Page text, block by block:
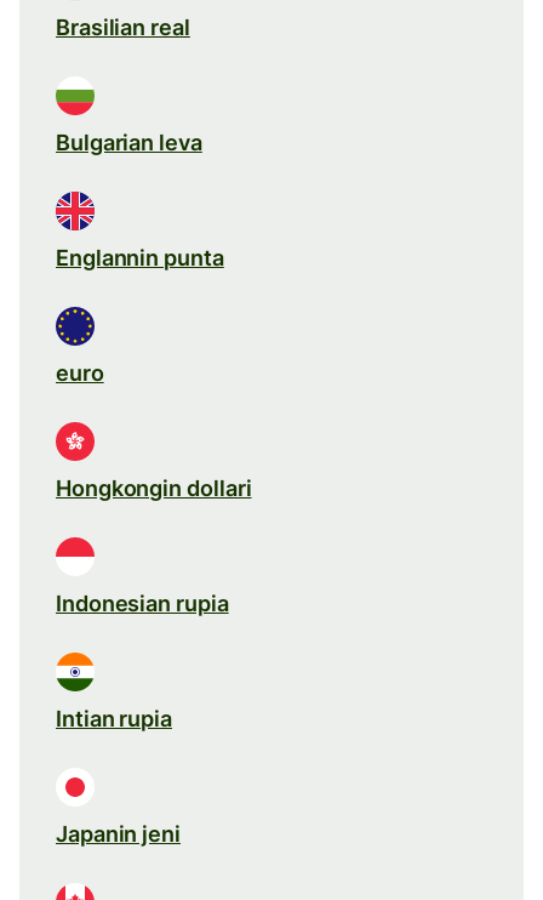
Brasilian real
Bulgarian leva
Englannin punta
euro
Hongkongin dollari
Indonesian rupia
Intian rupia
Japanin jeni